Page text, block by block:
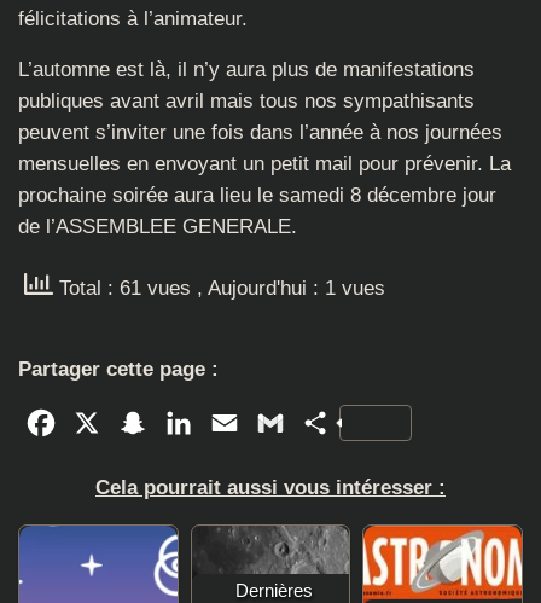
félicitations à l’animateur.
L’automne est là, il n’y aura plus de manifestations
publiques avant avril mais tous nos sympathisants
peuvent s’inviter une fois dans l’année à nos journées
mensuelles en envoyant un petit mail pour prévenir. La
prochaine soirée aura lieu le samedi 8 décembre jour
de l’ASSEMBLEE GENERALE.
Total : 61 vues , Aujourd'hui : 1 vues
Partager cette page :
Facebook SnapchatLinkedInEmail GmailPartager
Cela pourrait aussi vous intéresser :
Dernières